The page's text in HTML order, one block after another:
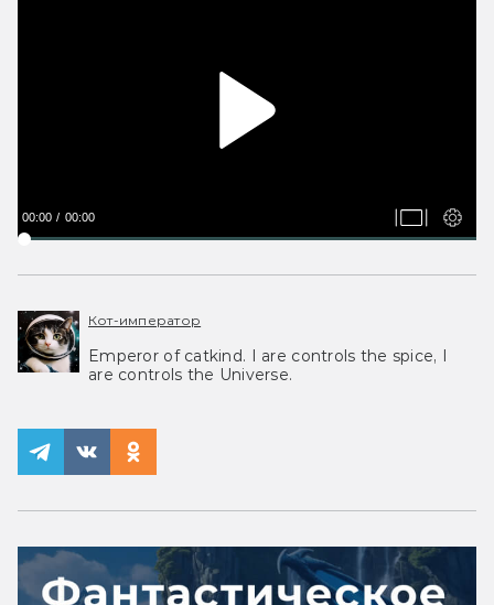
00:00 00:00
Кот-император
Emperor of catkind. I are controls the spice, I
are controls the Universe.